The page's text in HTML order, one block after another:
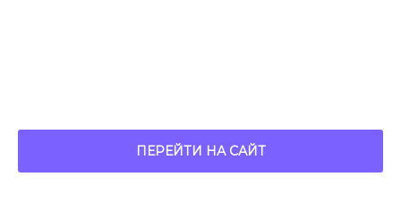
ПЕРЕЙТИ НА САЙТ